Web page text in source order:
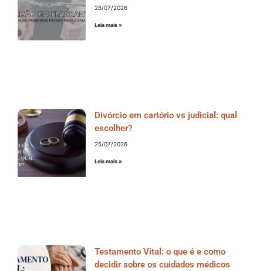
28/07/2026
Leia mais »
Divórcio em cartório vs judicial: qual
escolher?
25/07/2026
Leia mais »
Testamento Vital: o que é e como
decidir sobre os cuidados médicos